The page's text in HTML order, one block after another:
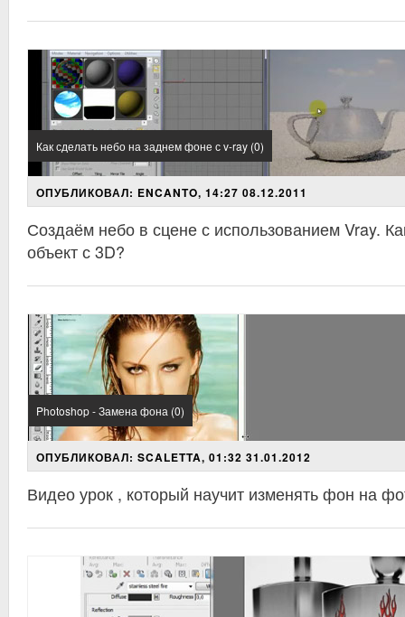
Как сделать небо на заднем фоне с v-ray (0)
ОПУБЛИКОВАЛ: ENCANTO, 14:27 08.12.2011
Создаём небо в сцене с использованием Vray.
объект с 3D?
Photoshop - Замена фона (0)
ОПУБЛИКОВАЛ: SCALETTA, 01:32 31.01.2012
Видео урок , который научит изменять фон на